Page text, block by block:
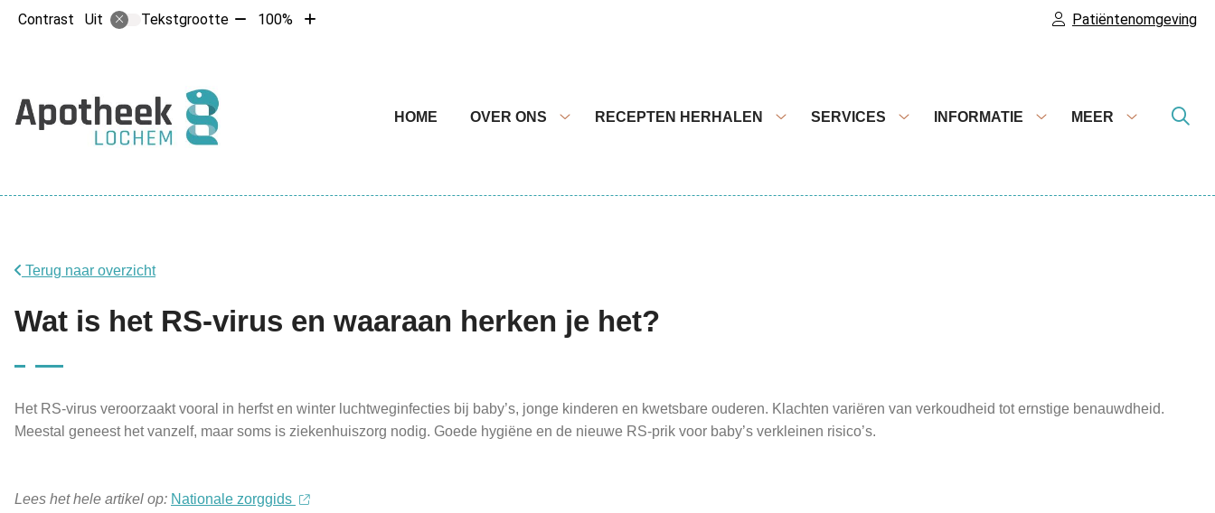
Contrast Uit Tekstgrootte Tekst100%
Tekst
Patiëntenomgeving
HOME
OVER ONS
RECEPTEN HERHALEN
SERVICES
INFORMATIE
MEER
Terug naar overzicht
Wat is het RS-virus en waaraan herken je het?
Het RS-virus veroorzaakt vooral in herfst en winter luchtweginfecties bij baby’s, jonge kinderen en kwetsbare ouderen. Klachten variëren van verkoudheid tot ernstige benauwdheid.
Meestal geneest het vanzelf, maar soms is ziekenhuiszorg nodig. Goede hygiëne en de nieuwe RS-prik voor baby’s verkleinen risico’s.
Lees het hele artikel op: Nationale zorggids